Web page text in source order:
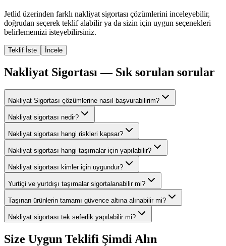
Jetlid üzerinden farklı nakliyat sigortası çözümlerini inceleyebilir,
doğrudan seçerek teklif alabilir ya da sizin için uygun seçenekleri
belirlememizi isteyebilirsiniz.
Teklif İste İncele
Nakliyat Sigortası — Sık sorulan sorular
Nakliyat Sigortası çözümlerine nasıl başvurabilirim?
Nakliyat sigortası nedir?
Nakliyat sigortası hangi riskleri kapsar?
Nakliyat sigortası hangi taşımalar için yapılabilir?
Nakliyat sigortası kimler için uygundur?
Yurtiçi ve yurtdışı taşımalar sigortalanabilir mi?
Taşınan ürünlerin tamamı güvence altına alınabilir mi?
Nakliyat sigortası tek seferlik yapılabilir mi?
Size Uygun Teklifi Şimdi Alın